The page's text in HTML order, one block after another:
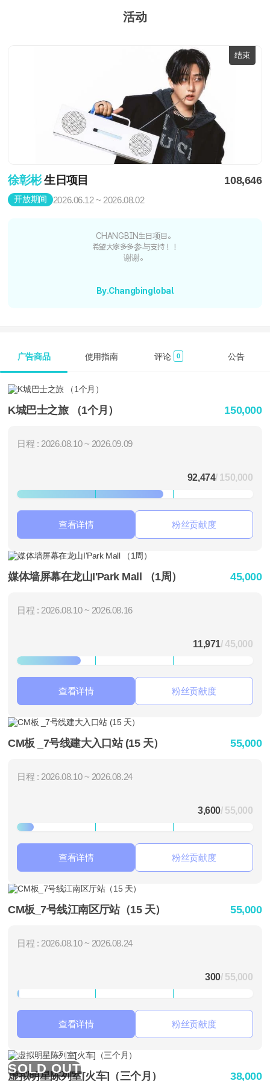
活动
结束
徐彰彬生日项目 108,646
开放期间 2026.06.12 ~ 2026.08.02
CHANGBIN生日项目。
希望大家多多参与支持！！
谢谢。
By.Changbinglobal
广告商品 使用指南 评论 0 公告
K城巴士之旅 （1个月） 150,000
日程 : 2026.08.10 ~ 2026.09.09
92,474/ 150,000
查看详情 粉丝贡献度
媒体墙屏幕在龙山I'Park Mall （1周） 45,000
日程 : 2026.08.10 ~ 2026.08.16
11,971/ 45,000
查看详情 粉丝贡献度
CM板 _7号线建大入口站 (15 天） 55,000
日程 : 2026.08.10 ~ 2026.08.24
3,600/ 55,000
查看详情 粉丝贡献度
CM板_7号线江南区厅站（15 天） 55,000
日程 : 2026.08.10 ~ 2026.08.24
300/ 55,000
查看详情 粉丝贡献度
SOLD OUT
虚拟明星陈列室[火车]（三个月） 38,000